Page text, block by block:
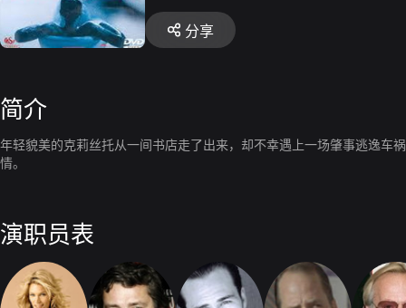
分享
简介
年轻貌美的克莉丝托从一间书店走了出来，却不幸遇上一场肇事逃逸车
情。
演职员表